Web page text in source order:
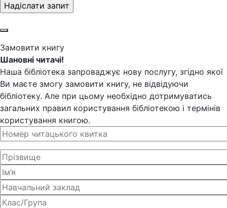
Замовити книгу
Шановні читачі!
Наша бібліотека запроваджує нову послугу, згідно якої
Ви маєте змогу замовити книгу, не відвідуючи
бібліотеку. Але при цьому необхідно дотримуватись
загальних правил користування бібліотекою і термінів
користування книгою.